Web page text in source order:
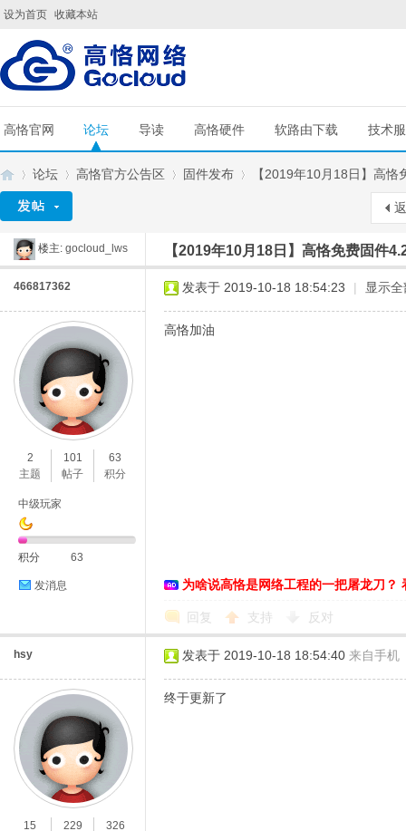
设为首页 收藏本站
高恪官网 论坛 导读 高恪硬件 软路由下载 技术
»
论坛
›
高恪官方公告区 固件发布
›
【2019年10月18日】高
楼主: gocloud_lws 【2019年10月18日】高恪免费固件
466817362
2
主题
101
帖子
63
积分
中级玩家
积分 63
发消息
发表于 2019-10-18 18:54:23 | 显示
高恪加油
为啥说高恪是网络工程的一把屠龙刀？
回复 支持 反对
hsy
15
229
326
发表于 2019-10-18 18:54:40 来自手机
终于更新了